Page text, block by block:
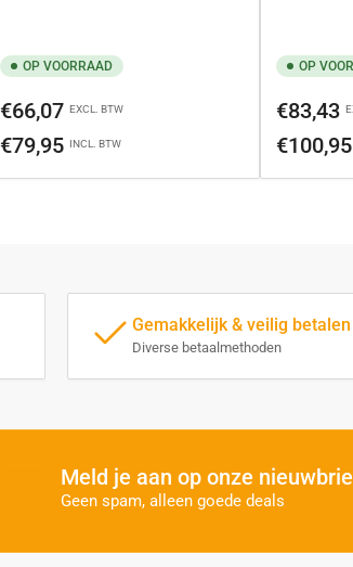
OP VOORRAAD
Normale
€66,07EXCL. BTW
€79,95 INCL. BTW
OP
Normale
€83,43
€100,95
Gemakkelijk & veilig betalen
Diverse betaalmethoden
Meld je aan op onze
Geen spam, alleen goede deals